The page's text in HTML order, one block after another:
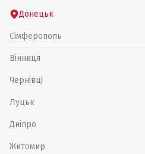
Донецьк
Сімферополь
Вінниця
Чернівці
Луцьк
Дніпро
Житомир